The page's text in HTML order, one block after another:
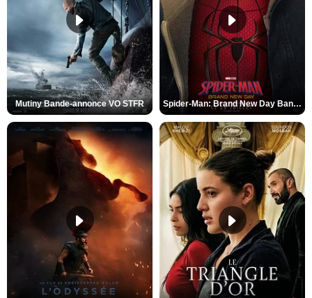
Mutiny Bande-annonce VO STFR Spider-Man: Brand New Day Bande-annonce VO STFR